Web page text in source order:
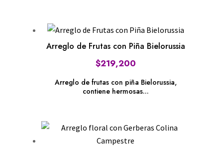
Arreglo de Frutas con Piña Bielorussia
$219,200
Arreglo de frutas con piña Bielorussia,
contiene hermosas...